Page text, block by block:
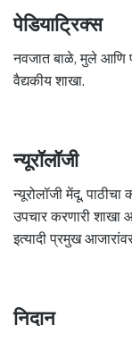
पेडियाट्रिक्स
नवजात बाळे, मुले आणि
वैद्यकीय शाखा.
न्यूरॉलॉजी
न्यूरोलॉजी मेंदू,
उपचार करणारी शाखा
इत्यादी प्रमुख
निदान